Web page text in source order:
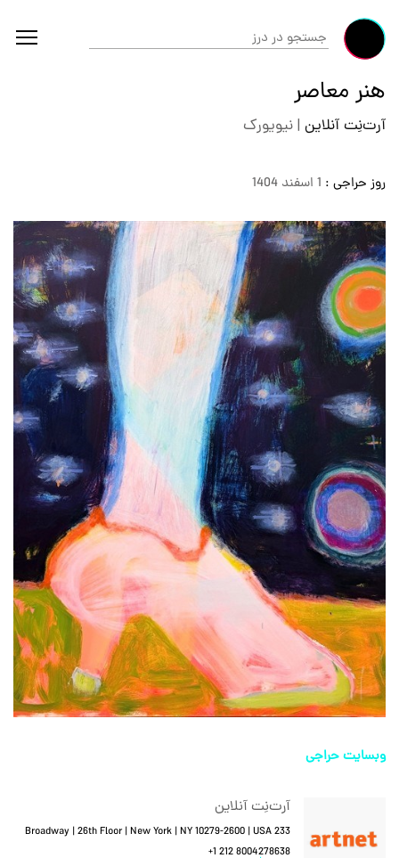
هنر معاصر
آرت‌نِت آنلاین |نیویورک
روز حراجی : 1 اسفند 1404
وبسایت حراجی
آرت‌نِت آنلاین
233 Broadway | 26th Floor | New York | NY 10279-2600 | USA
+1 212 8004278638